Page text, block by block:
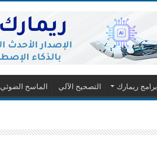
برامج ريمارك التصحيح الآلي الماسح الضوئي